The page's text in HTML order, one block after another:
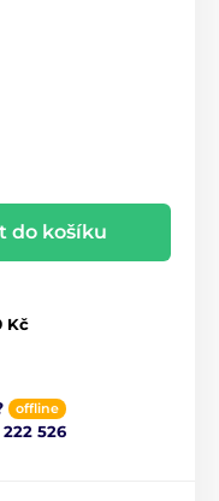
do košíku
Kč
offline
526